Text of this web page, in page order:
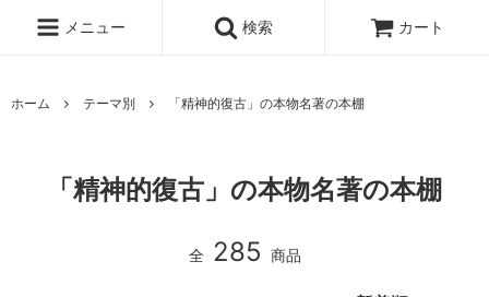
メニュー 検索 カート
ホーム テーマ別 「精神的復古」の本物名著の本棚
「精神的復古」の本物名著の本棚
全 285 商品